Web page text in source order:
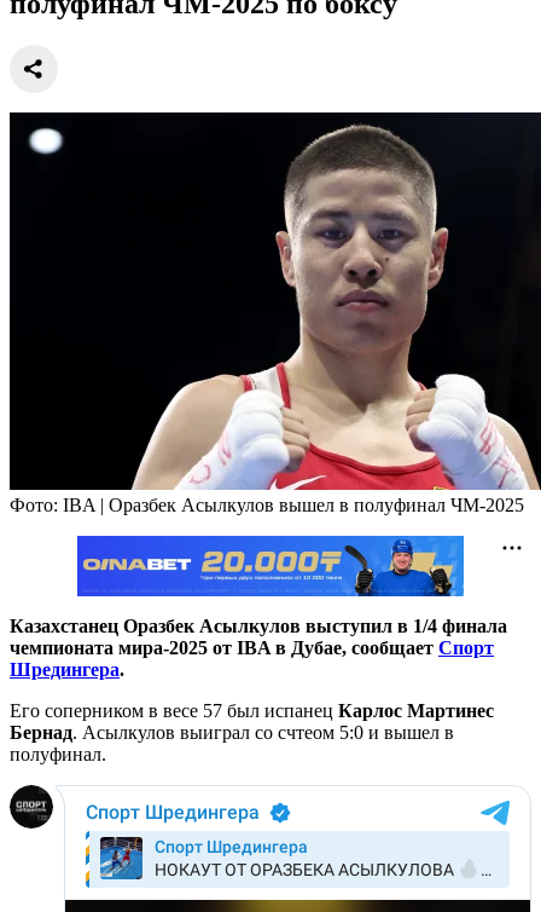
Фото: IBA | Оразбек Асылкулов вышел в полуфинал ЧМ-2025
Казахстанец Оразбек Асылкулов выступил в 1/4 финала
чемпионата мира-2025 от IBA в Дубае, сообщает Спорт
Шредингера.
Его соперником в весе 57 был испанец Карлос Мартинес
Бернад. Асылкулов выиграл со счтеом 5:0 и вышел в
полуфинал.